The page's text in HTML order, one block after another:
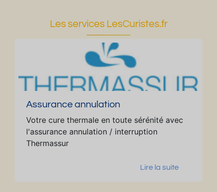
Les services LesCuristes.fr
Assurance annulation
Votre cure thermale en toute sérénité avec
l'assurance annulation / interruption
Thermassur
Lire la suite